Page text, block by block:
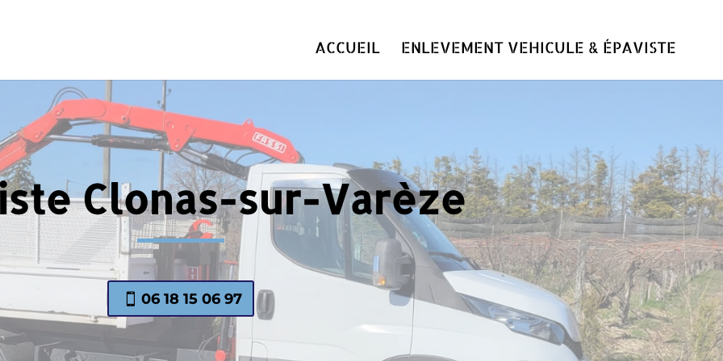
ACCUEIL ENLEVEMENT VEHICULE & ÉPAVISTE
Clonas-sur-Varèze
06 18 15 06 97